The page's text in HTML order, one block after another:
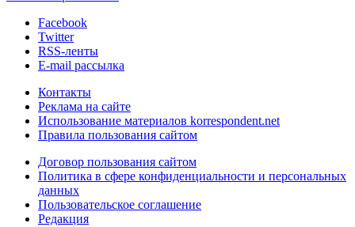
Facebook
Twitter
RSS-ленты
E-mail рассылка
Контакты
Реклама на сайте
Использование материалов korrespondent.net
Правила пользования сайтом
Договор пользования сайтом
Политика в сфере конфиденциальности и персональных
данных
Пользовательское соглашение
Редакция